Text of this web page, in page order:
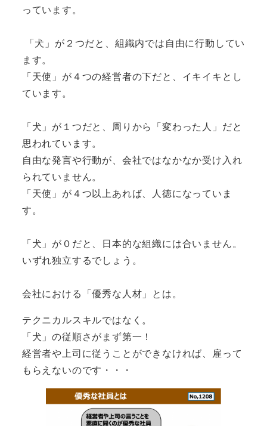
っています。
「犬」が２つだと、組織内では自由に行動してい
ます。
「天使」が４つの経営者の下だと、イキイキとし
ています。
「犬」が１つだと、周りから「変わった人」だと
思われています。
自由な発言や行動が、会社ではなかなか受け入れ
られていません。
「天使」が４つ以上あれば、人徳になっていま
す。
「犬」が０だと、日本的な組織には合いません。
いずれ独立するでしょう。
会社における「優秀な人材」とは。
テクニカルスキルではなく。
「犬」の従順さがまず第一！
経営者や上司に従うことができなければ、雇って
もらえないのです・・・